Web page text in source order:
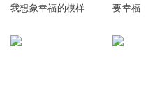
我想象幸福的模样 要幸福